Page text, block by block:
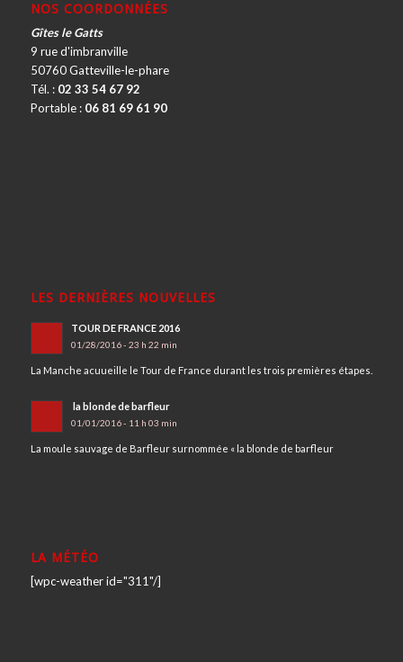
NOS COORDONNÉES
Gîtes le Gatts
9 rue d'imbranville
50760 Gatteville-le-phare
Tél. : 02 33 54 67 92
Portable : 06 81 69 61 90
LES DERNIÈRES NOUVELLES
TOUR DE FRANCE 2016
01/28/2016 - 23 h 22 min
La Manche acuueille le Tour de France durant les trois premières étapes.
la blonde de barfleur
01/01/2016 - 11 h 03 min
La moule sauvage de Barfleur surnommée « la blonde de barfleur
LA MÉTÉO
[wpc-weather id="311"/]